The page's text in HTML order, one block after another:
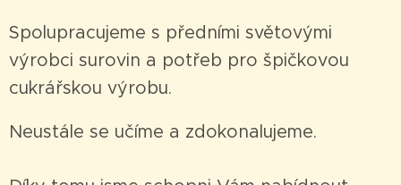
Spolupracujeme s předními světovými
výrobci surovin a potřeb pro špičkovou
cukrářskou výrobu.
Neustále se učíme a zdokonalujeme.